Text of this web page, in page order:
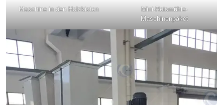
Maschine in den Holzkisten
Mini-Reismühle-
Maschinenpaket